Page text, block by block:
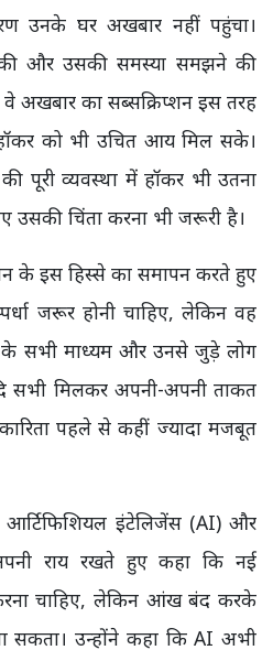
उनके घर अखबार नहीं पहुंचा।
और उसकी समस्या समझने की
अखबार का सब्सक्रिप्शन इस तरह
को भी उचित आय मिल सके।
पूरी व्यवस्था में हॉकर भी उतना
उसकी चिंता करना भी जरूरी है।
के इस हिस्से का समापन करते हुए
जरूर होनी चाहिए, लेकिन वह
के सभी माध्यम और उनसे जुड़े लोग
सभी मिलकर अपनी-अपनी ताकत
पहले से कहीं ज्यादा मजबूत
इंटेलिजेंस (AI) और
राय रखते हुए कहा कि नई
चाहिए, लेकिन आंख बंद करके
सकता। उन्होंने कहा कि AI अभी